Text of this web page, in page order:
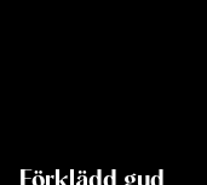
Förklädd gud